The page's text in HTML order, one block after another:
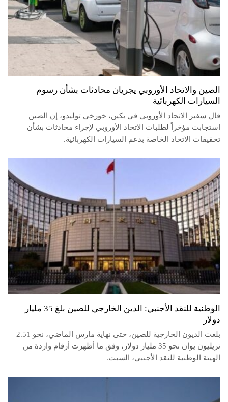
الصين والاتحاد الأوروبي يجريان محادثات بشأن رسوم
السيارات الكهربائية
قال سفير الاتحاد الأوروبي في بكين، خورخي توليدو، إن الصين
استجابت مؤخراً لطلبات الاتحاد الأوروبي لإجراء محادثات بشأن
تحقيقات الاتحاد الخاصة بدعم السيارات الكهربائية.
الوطنية للنقد الأجنبي: الدين الخارجي للصين بلغ 35 مليار
دولار
بلغت الديون الخارجية للصين، حتى نهاية مارس الماضي، نحو 2.51
تريليون يوان نحو 35 مليار دولار، وفق ما أظهرت أرقام واردة من
الهيئة الوطنية للنقد الأجنبي، السبت.